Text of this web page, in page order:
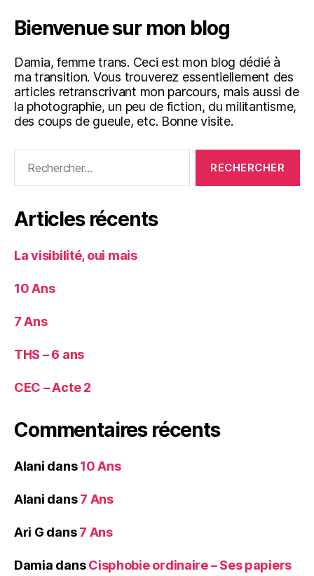
Bienvenue sur mon blog
Damia, femme trans. Ceci est mon blog dédié à
ma transition. Vous trouverez essentiellement des
articles retranscrivant mon parcours, mais aussi de
la photographie, un peu de fiction, du militantisme,
des coups de gueule, etc. Bonne visite.
Articles récents
La visibilité, oui mais
10 Ans
7 Ans
THS – 6 ans
CEC – Acte 2
Commentaires récents
Alani dans10 Ans
Alani dans7 Ans
Ari G dans7 Ans
Damia dansCisphobie ordinaire – Ses papiers